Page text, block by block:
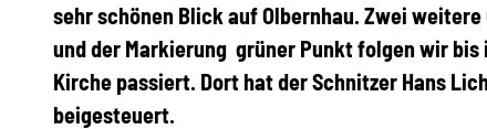
sehr schönen Blick auf Olbernhau. Zwei
und der Markierung grüner Punkt folgen wir
Kirche passiert. Dort hat der Schnitzer Hans
beigesteuert.